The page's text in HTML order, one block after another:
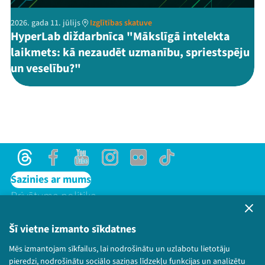
Šī vietne izmanto sīkdatnes
Mēs izmantojam sīkfailus, lai nodrošinātu un uzlabotu lietotāju
pieredzi, nodrošinātu sociālo saziņas līdzekļu funkcijas un analizētu
2026. gada 11. jūlijs Izglītības skatuve
HyperLab diždarbnīca "Mākslīgā intelekta
laikmets: kā nezaudēt uzmanību, spriestspēju
un veselību?"
ThreadsFacebookYoutubeInstagram
Flick TikTok
Sazinies ar mums
Privātuma politika
Bērnu aizsardzības politika
© 2026 Sarunu festivāls LAMPA Visas tiesības